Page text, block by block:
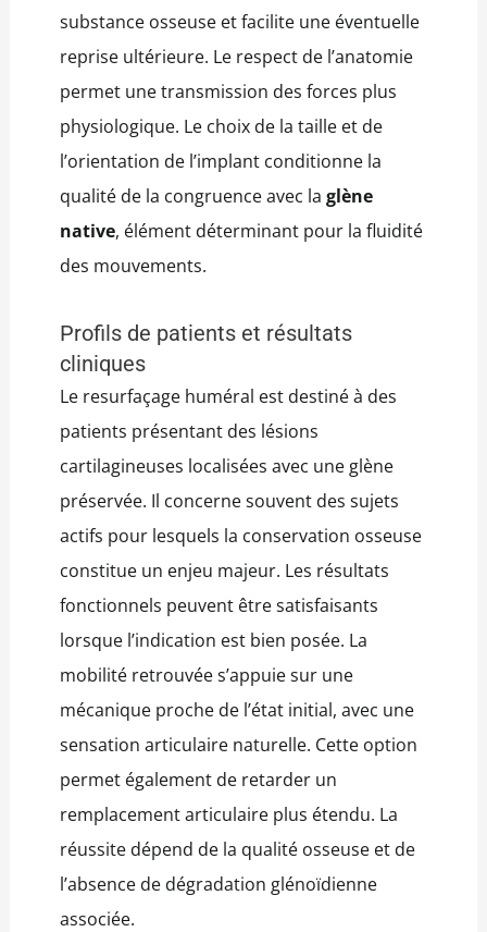
substance osseuse et facilite une éventuelle
reprise ultérieure. Le respect de l’anatomie
permet une transmission des forces plus
physiologique. Le choix de la taille et de
l’orientation de l’implant conditionne la
qualité de la congruence avec la glène
native, élément déterminant pour la fluidité
des mouvements.
Profils de patients et résultats
cliniques
Le resurfaçage huméral est destiné à des
patients présentant des lésions
cartilagineuses localisées avec une glène
préservée. Il concerne souvent des sujets
actifs pour lesquels la conservation osseuse
constitue un enjeu majeur. Les résultats
fonctionnels peuvent être satisfaisants
lorsque l’indication est bien posée. La
mobilité retrouvée s’appuie sur une
mécanique proche de l’état initial, avec une
sensation articulaire naturelle. Cette option
permet également de retarder un
remplacement articulaire plus étendu. La
réussite dépend de la qualité osseuse et de
l’absence de dégradation glénoïdienne
associée.